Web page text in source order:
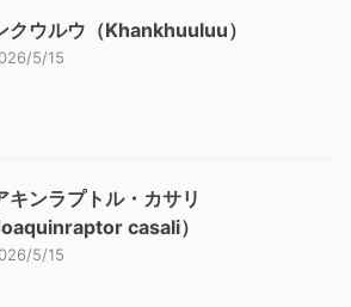
クウルウ（Khankhuuluu）
5/15
キンラプトル・カサリ
casali）
5/15